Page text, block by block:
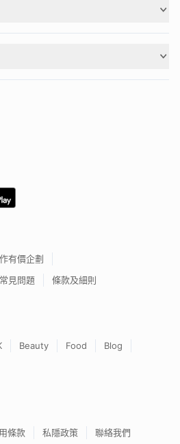
有價企劃
常見問題 條款及細則
Beauty Food
Blog
條款 私隱政策 聯絡我們